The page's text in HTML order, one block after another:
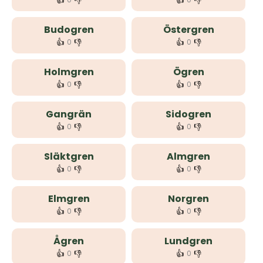
Budogren
👍 0 👎
Östergren
👍 0 👎
Holmgren
👍 0 👎
Ögren
👍 0 👎
Gangrän
👍 0 👎
Sidogren
👍 0 👎
Släktgren
👍 0 👎
Almgren
👍 0 👎
Elmgren
👍 0 👎
Norgren
👍 0 👎
Ågren
👍 0 👎
Lundgren
👍 0 👎